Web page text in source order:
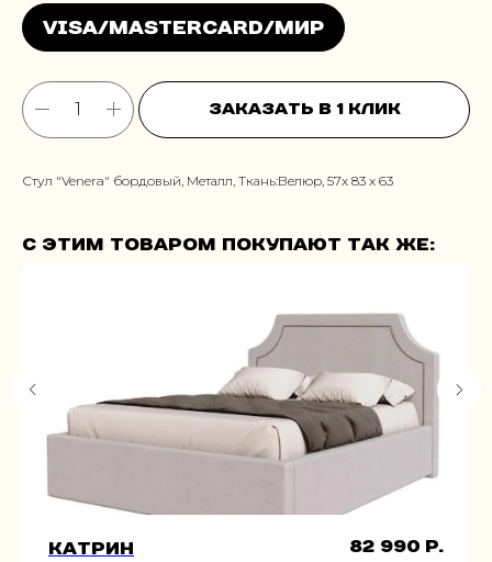
Заказать в 1 клик
Стул "Venera" бордовый, Металл, Ткань:Велюр, 57x 83 x 63
С этим товаром покупают так же:
Катрин 82 990 р.